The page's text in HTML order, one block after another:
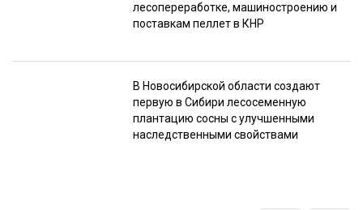
лесопереработке, машиностроению и
поставкам пеллет в КНР
В Новосибирской области создают
первую в Сибири лесосеменную
плантацию сосны с улучшенными
наследственными свойствами